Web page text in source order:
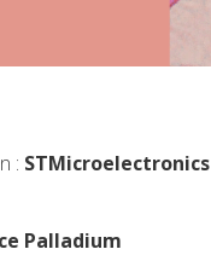
: STMicroelectronics
Palladium